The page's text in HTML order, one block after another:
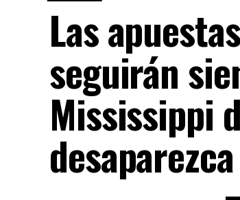
Las
seguirán
Mississippi